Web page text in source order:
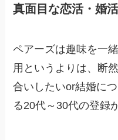
真面目な恋活・婚
ペアーズは趣味を一
用というよりは、断
合いしたいor結婚に
る20代～30代の登録